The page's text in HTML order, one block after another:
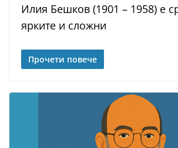
Илия Бешков (1901 – 1958) е
ярките и сложни
Прочети повече